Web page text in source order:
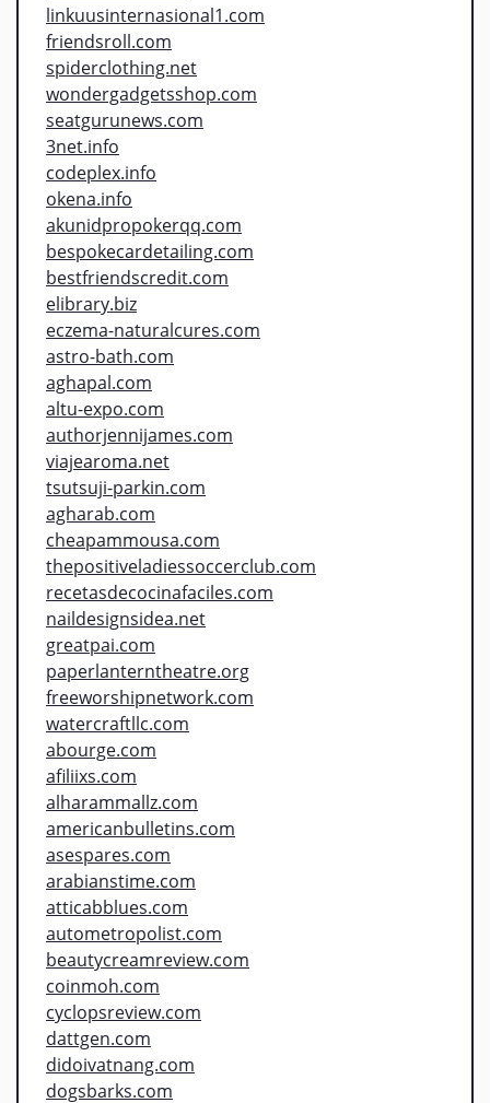
linkuusinternasional1.com
friendsroll.com
spiderclothing.net
wondergadgetsshop.com
seatgurunews.com
3net.info
codeplex.info
okena.info
akunidpropokerqq.com
bespokecardetailing.com
bestfriendscredit.com
elibrary.biz
eczema-naturalcures.com
astro-bath.com
aghapal.com
altu-expo.com
authorjennijames.com
viajearoma.net
tsutsuji-parkin.com
agharab.com
cheapammousa.com
thepositiveladiessoccerclub.com
recetasdecocinafaciles.com
naildesignsidea.net
greatpai.com
paperlanterntheatre.org
freeworshipnetwork.com
watercraftllc.com
abourge.com
afiliixs.com
alharammallz.com
americanbulletins.com
asespares.com
arabianstime.com
atticabblues.com
autometropolist.com
beautycreamreview.com
coinmoh.com
cyclopsreview.com
dattgen.com
didoivatnang.com
dogsbarks.com